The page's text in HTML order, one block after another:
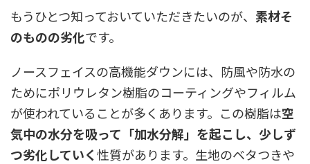
もうひとつ知っておいていただきたいのが、 素材そ
のものの劣化です。
ノースフェイスの高機能ダウンには、防風や防水の
ためにポリウレタン樹脂のコーティングやフィルム
が使われていることが多くあります。この樹脂は空
気中の水分を吸って「加水分解」を起こし、少しず
つ劣化していく性質があります。生地のベタつきや